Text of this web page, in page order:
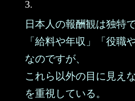
3.
日本人の報酬観は独特で
「給料や年収」「役職
なのですが、
これら以外の目に見え
を重視している。